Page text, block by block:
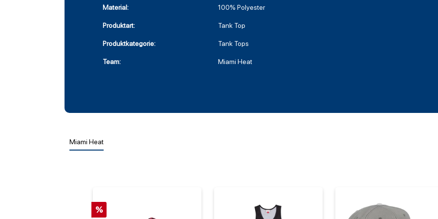
Material: 100% Polyester
Produktart: Tank Top
Produktkategorie: Tank Tops
Team: Miami Heat
Miami Heat
%